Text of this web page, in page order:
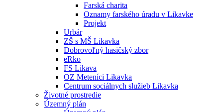
Farská charita
Oznamy farského úradu v Likavke
Projekt
Urbár
ZŠ s MŠ Likavka
Dobrovoľný hasičský zbor
eRko
FS Likava
OZ Meteníci Likavka
Centrum sociálnych služieb Likavka
Životné prostredie
Územný plán